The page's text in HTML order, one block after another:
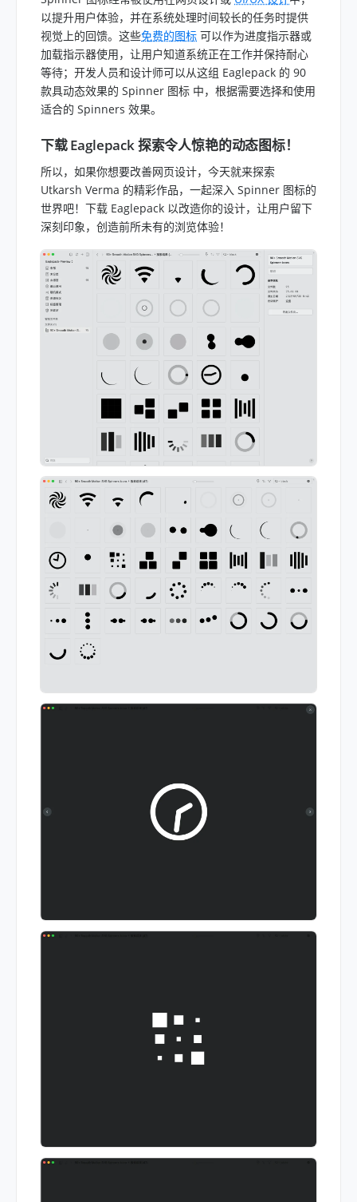
以提升用户体验，并在系统处理时间较长的任务时提供
视觉上的回馈。这些免费的图标 可以作为进度指示器或
加载指示器使用，让用户知道系统正在工作并保持耐心
等待；开发人员和设计师可以从这组 Eaglepack 的 90
款具动态效果的 Spinner 图标 中，根据需要选择和使用
适合的 Spinners 效果。
下载 Eaglepack 探索令人惊艳的动态图标！
所以，如果你想要改善网页设计，今天就来探索
Utkarsh Verma 的精彩作品，一起深入 Spinner 图标的
世界吧！下载 Eaglepack 以改造你的设计，让用户留下
深刻印象，创造前所未有的浏览体验！